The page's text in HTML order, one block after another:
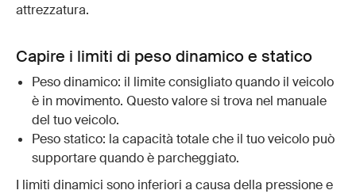
attrezzatura.
Capire i limiti di peso dinamico e statico
Peso dinamico: il limite consigliato quando il veicolo
è in movimento. Questo valore si trova nel manuale
del tuo veicolo.
Peso statico: la capacità totale che il tuo veicolo può
supportare quando è parcheggiato.
I limiti dinamici sono inferiori a causa della pressione e